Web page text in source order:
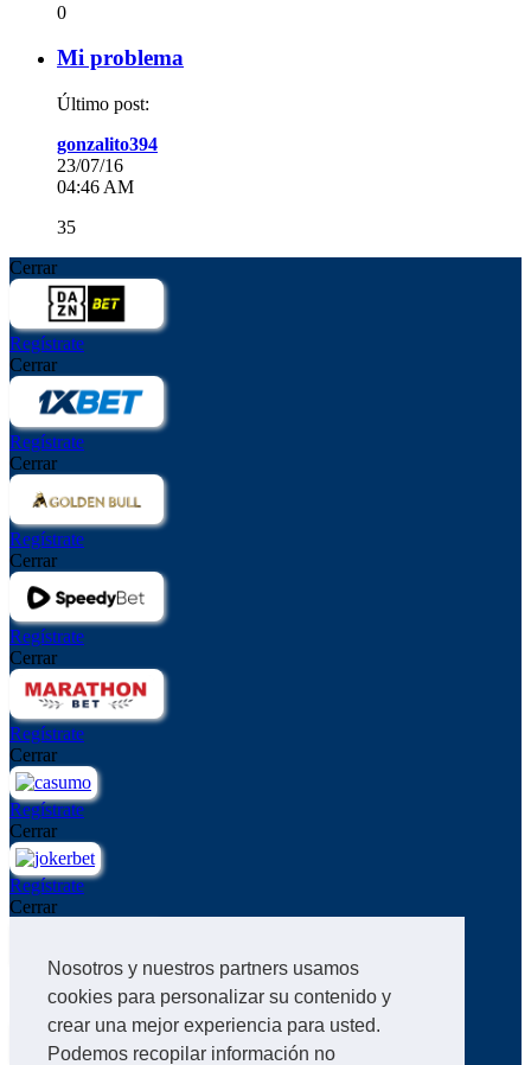
Nosotros y nuestros partners usamos
cookies para personalizar su contenido y
crear una mejor experiencia para usted.
Podemos recopilar información no
0
Mi problema
Último post:
gonzalito394
23/07/16
04:46 AM
35
Cerrar
Regístrate
Cerrar
Regístrate
Cerrar
Regístrate
Cerrar
Regístrate
Cerrar
Regístrate
Cerrar
Regístrate
Cerrar
Regístrate
Cerrar
Cerrar